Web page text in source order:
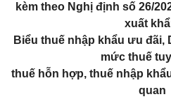
kèm theo Nghị định số 26/
xuất
Biểu thuế nhập khẩu ưu đãi,
mức thuế
thuế hỗn hợp, thuế nhập
quan